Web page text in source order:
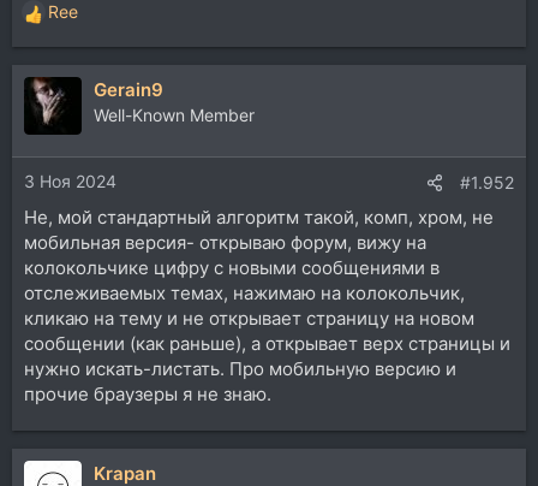
Р
е
а
к
и
и
:
Ree
Gerain9
Well-Known Member
3 Ноя 2024 #1.952
Не, мой стандартный алгоритм такой, комп, хром, не
мобильная версия- открываю форум, вижу на
колокольчике цифру с новыми сообщениями в
отслеживаемых темах, нажимаю на колокольчик,
кликаю на тему и не открывает страницу на новом
сообщении (как раньше), а открывает верх страницы и
нужно искать-листать. Про мобильную версию и
прочие браузеры я не знаю.
Krapan